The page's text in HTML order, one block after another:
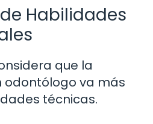
Habilidades
que la
odontólogo va más
técnicas.